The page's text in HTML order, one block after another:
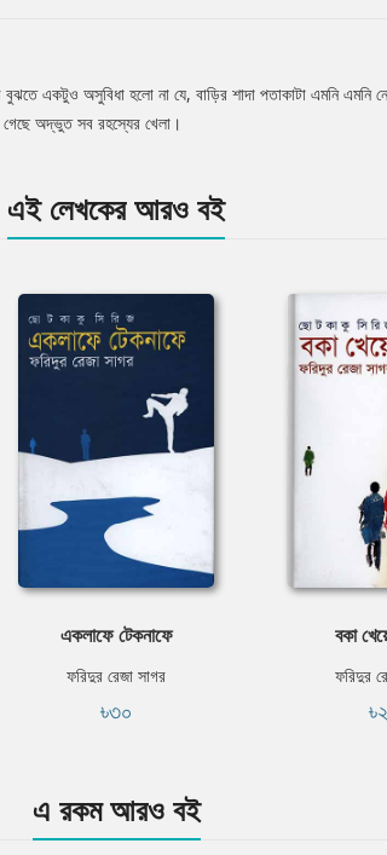
একটুও অসুবিধা হলো না যে, বাড়ির শাদা পতাকাটা এমনি এমনি
গেছে অদ্ভুত সব রহস্যের খেলা।
এই লেখকের আরও বই
একলাফে টেকনাফে
ফরিদুর রেজা সাগর
৳৩০
বকা
ফরিদুর
এ রকম আরও বই